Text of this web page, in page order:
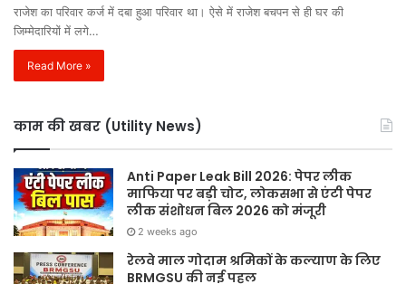
राजेश का परिवार कर्ज में दबा हुआ परिवार था। ऐसे में राजेश बचपन से ही घर की
जिम्मेदारियों में लगे…
Read More »
काम की खबर (Utility News)
Anti Paper Leak Bill 2026: पेपर लीक
माफिया पर बड़ी चोट, लोकसभा से एंटी पेपर
लीक संशोधन बिल 2026 को मंजूरी
2 weeks ago
रेलवे माल गोदाम श्रमिकों के कल्याण के लिए
BRMGSU की नई पहल